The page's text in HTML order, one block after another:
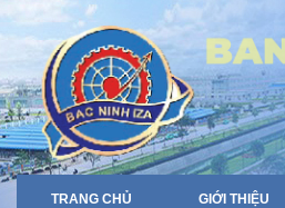
TRANG CHỦ GIỚI THIỆU